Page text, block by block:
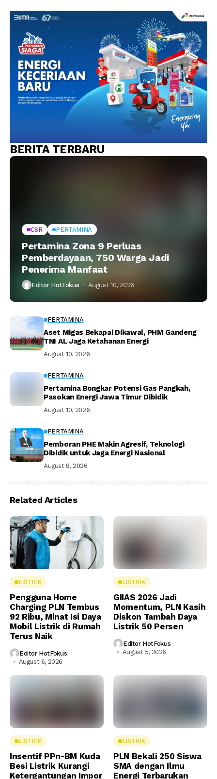
BERITA TERBARU
CSR PERTAMINA
Pertamina Zona 9 Perluas
Pemberdayaan, 750 Warga Jadi
Penerima Manfaat
Editor HotFokus August 10, 2026
PERTAMINA
Aset Migas Bekapai Dikawal, PHM Gandeng
TNI AL Jaga Ketahanan Energi
August 10, 2026
PERTAMINA
Pertamina Bongkar Potensi Gas Pangkah,
Pasokan Energi Jawa Timur Dibidik
August 10, 2026
PERTAMINA
Pemboran PHE Makin Agresif, Teknologi
Dibidik untuk Jaga Energi Nasional
August 8, 2026
Related Articles
LISTRIK
Pengguna Home
Charging PLN Tembus
92 Ribu, Minat Isi Daya
Mobil Listrik di Rumah
Terus Naik
Editor HotFokus
August 6, 2026
LISTRIK
GIIAS 2026 Jadi
Momentum, PLN Kasih
Diskon Tambah Daya
Listrik 50 Persen
Editor HotFokus
August 5, 2026
LISTRIK
Insentif PPn-BM Kuda
Besi Listrik Kurangi
Ketergantungan Impor
LISTRIK
PLN Bekali 250 Siswa
SMA dengan Ilmu
Energi Terbarukan